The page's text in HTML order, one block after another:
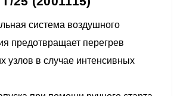
система воздушного
предотвращает перегрев
узлов в случае интенсивных